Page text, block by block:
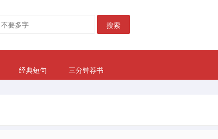
搜索
经典短句
三分钟荐书